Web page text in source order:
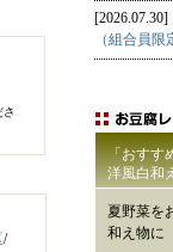
[2026.07.30]
（組合員
「おすす
洋風白和
夏野菜を
和え物に
/